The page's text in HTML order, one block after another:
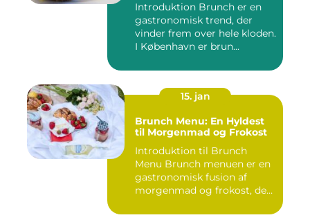
Introduktion Brunch er en
gastronomisk trend, der
vinder frem over hele kloden.
I København er brun...
15. jan
Brunch Menu: En Hyldest
til Morgenmad og Frokost
Introduktion til Brunch
Menu Brunch menuen er en
gastronomisk fusion af
morgenmad og frokost, der